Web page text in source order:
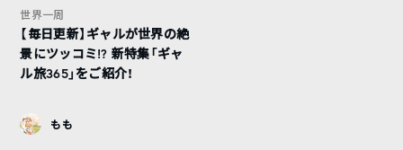
世界一周
【毎日更新】ギャルが世界の絶
景にツッコミ!? 新特集「ギャ
ル旅365」をご紹介！
もも